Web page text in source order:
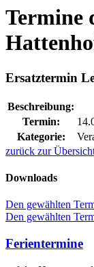
Termine
Ersatztermin
Beschreibung:
Termin:
Kategorie:
zurück zur
Downloads
Den gewählten
Den gewählten
Ferientermine